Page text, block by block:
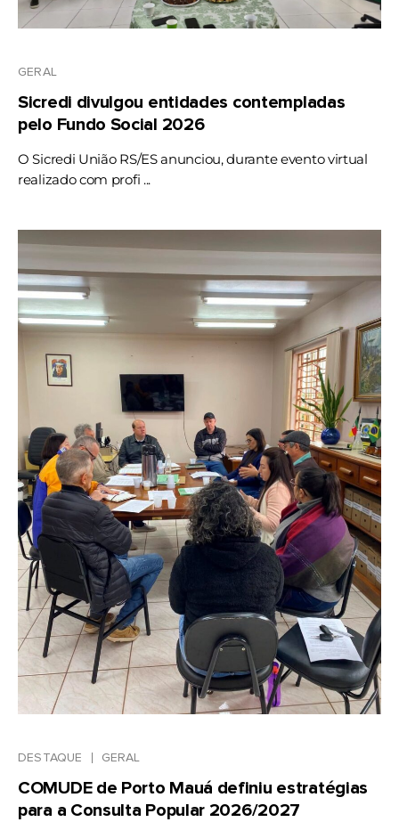
GERAL
Sicredi divulgou entidades contempladas
pelo Fundo Social 2026
O Sicredi União RS/ES anunciou, durante evento virtual
realizado com profi ...
DESTAQUE GERAL
COMUDE de Porto Mauá definiu estratégias
para a Consulta Popular 2026/2027